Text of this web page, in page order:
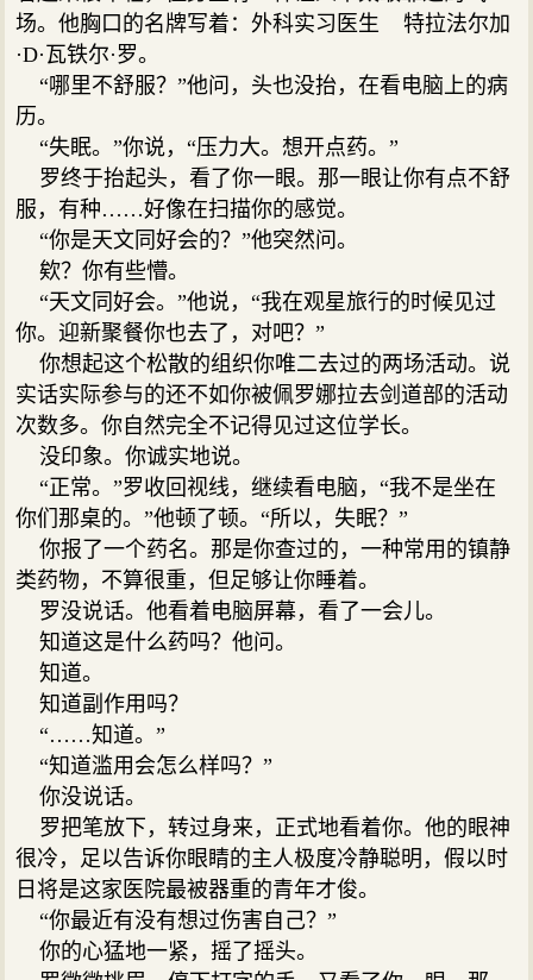
场。他胸口的名牌写着：外科实习医生 特拉法尔加
·D·瓦铁尔·罗。
“哪里不舒服？”他问，头也没抬，在看电脑上的病
历。
“失眠。”你说，“压力大。想开点药。”
罗终于抬起头，看了你一眼。那一眼让你有点不舒
服，有种……好像在扫描你的感觉。
“你是天文同好会的？”他突然问。
欸？你有些懵。
“天文同好会。”他说，“我在观星旅行的时候见过
你。迎新聚餐你也去了，对吧？”
你想起这个松散的组织你唯二去过的两场活动。说
实话实际参与的还不如你被佩罗娜拉去剑道部的活动
次数多。你自然完全不记得见过这位学长。
没印象。你诚实地说。
“正常。”罗收回视线，继续看电脑，“我不是坐在
你们那桌的。”他顿了顿。“所以，失眠？”
你报了一个药名。那是你查过的，一种常用的镇静
类药物，不算很重，但足够让你睡着。
罗没说话。他看着电脑屏幕，看了一会儿。
知道这是什么药吗？他问。
知道。
知道副作用吗？
“……知道。”
“知道滥用会怎么样吗？”
你没说话。
罗把笔放下，转过身来，正式地看着你。他的眼神
很冷，足以告诉你眼睛的主人极度冷静聪明，假以时
日将是这家医院最被器重的青年才俊。
“你最近有没有想过伤害自己？”
你的心猛地一紧，摇了摇头。